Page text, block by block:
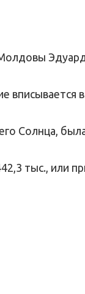
Солнца,
тыс., или